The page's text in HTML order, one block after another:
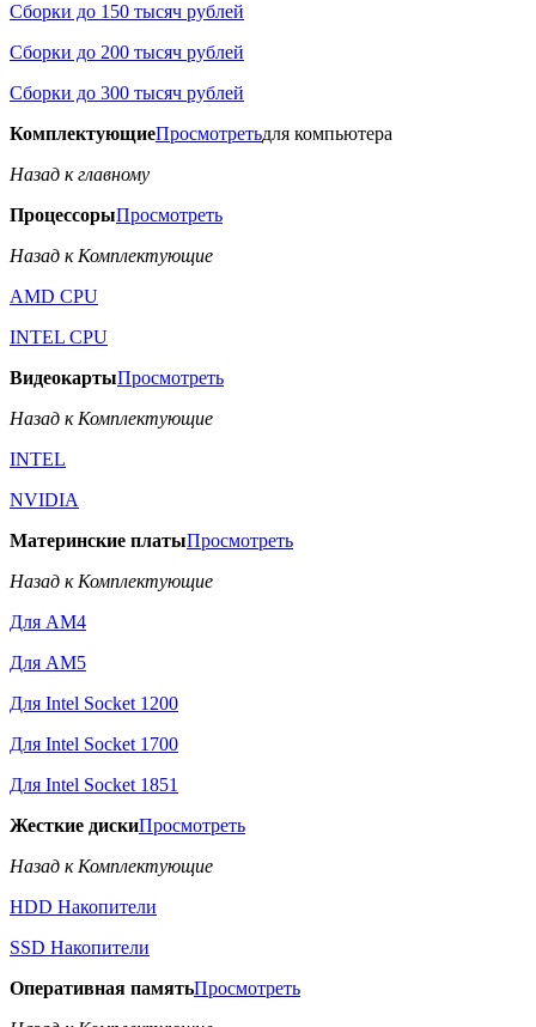
Сборки до 150 тысяч рублей
Сборки до 200 тысяч рублей
Сборки до 300 тысяч рублей
КомплектующиеПросмотретьдля компьютера
Назад к главному
ПроцессорыПросмотреть
Назад к Комплектующие
AMD CPU
INTEL CPU
ВидеокартыПросмотреть
Назад к Комплектующие
INTEL
NVIDIA
Материнские платыПросмотреть
Назад к Комплектующие
Для AM4
Для AM5
Для Intel Socket 1200
Для Intel Socket 1700
Для Intel Socket 1851
Жесткие дискиПросмотреть
Назад к Комплектующие
HDD Накопители
SSD Накопители
Оперативная памятьПросмотреть